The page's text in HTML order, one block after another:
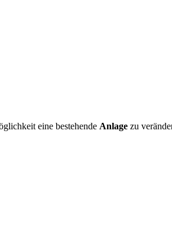
eine bestehende Anlage zu